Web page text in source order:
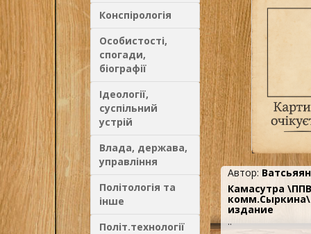
Конспірологія
Особистості,
спогади,
біографії
Ідеології,
суспільний
устрій
Влада, держава,
управління
Політологія та
інше
Політ.технології
Автор:
Камасутра
издание
..